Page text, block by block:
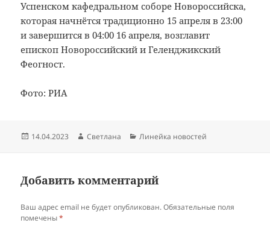
Успенском кафедральном соборе Новороссийска,
которая начнётся традиционно 15 апреля в 23:00
и завершится в 04:00 16 апреля, возглавит
епископ Новороссийский и Геленджикский
Феогност.
Фото: РИА
Опубликовано
14.04.2023 Автор
Светлана Рубрики
Линейка новостей
Добавить комментарий
Ваш адрес email не будет опубликован. Обязательные поля
помечены*